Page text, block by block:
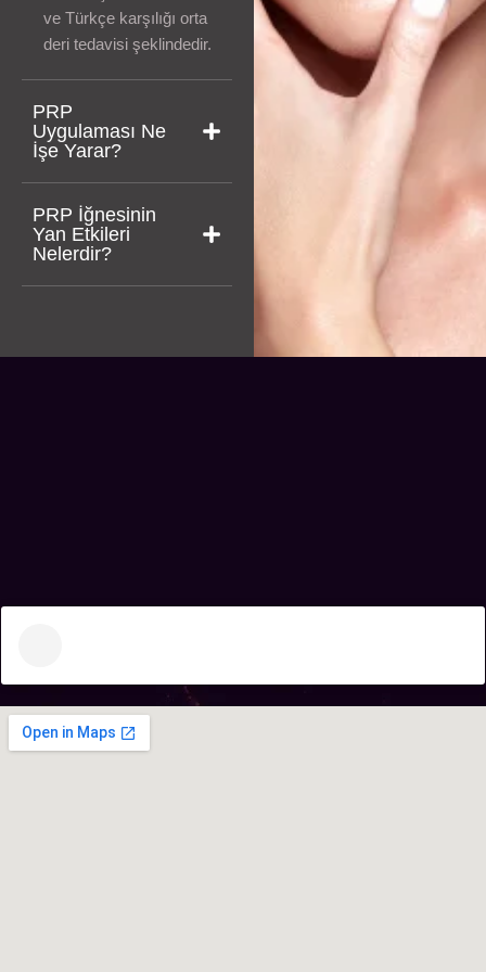
ve Türkçe karşılığı orta
deri tedavisi şeklindedir.
PRP
Uygulaması Ne
İşe Yarar?
PRP İğnesinin
Yan Etkileri
Nelerdir?